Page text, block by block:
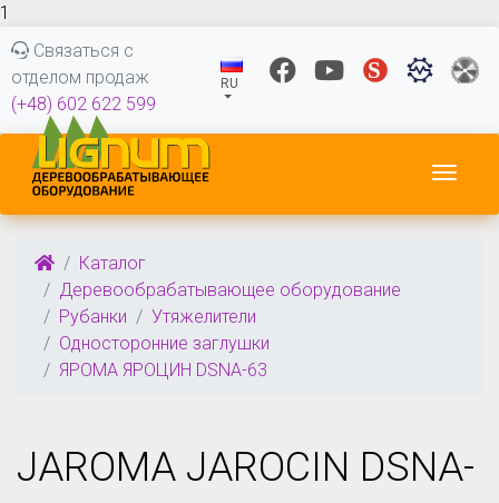
1
Связаться с
отделом продаж
(+48) 602 622 599
RU
Каталог
Деревообрабатывающее оборудование
Рубанки
Утяжелители
Односторонние заглушки
ЯРОМА ЯРОЦИН DSNA-63
JAROMA JAROCIN DSNA-